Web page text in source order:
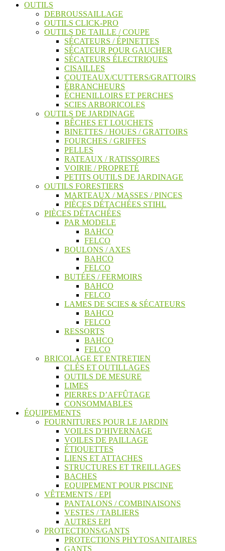
OUTILS
DEBROUSSAILLAGE
OUTILS CLICK-PRO
OUTILS DE TAILLE / COUPE
SÉCATEURS / ÉPINETTES
SÉCATEUR POUR GAUCHER
SÉCATEURS ÉLECTRIQUES
CISAILLES
COUTEAUX/CUTTERS/GRATTOIRS
ÉBRANCHEURS
ÉCHENILLOIRS ET PERCHES
SCIES ARBORICOLES
OUTILS DE JARDINAGE
BÊCHES ET LOUCHETS
BINETTES / HOUES / GRATTOIRS
FOURCHES / GRIFFES
PELLES
RATEAUX / RATISSOIRES
VOIRIE / PROPRETÉ
PETITS OUTILS DE JARDINAGE
OUTILS FORESTIERS
MARTEAUX / MASSES / PINCES
PIÈCES DÉTACHÉES STIHL
PIÈCES DÉTACHÉES
PAR MODELE
BAHCO
FELCO
BOULONS / AXES
BAHCO
FELCO
BUTÉES / FERMOIRS
BAHCO
FELCO
LAMES DE SCIES & SÉCATEURS
BAHCO
FELCO
RESSORTS
BAHCO
FELCO
BRICOLAGE ET ENTRETIEN
CLÉS ET OUTILLAGES
OUTILS DE MESURE
LIMES
PIERRES D’AFFÛTAGE
CONSOMMABLES
ÉQUIPEMENTS
FOURNITURES POUR LE JARDIN
VOILES D’HIVERNAGE
VOILES DE PAILLAGE
ÉTIQUETTES
LIENS ET ATTACHES
STRUCTURES ET TREILLAGES
BACHES
EQUIPEMENT POUR PISCINE
VÊTEMENTS / EPI
PANTALONS / COMBINAISONS
VESTES / TABLIERS
AUTRES EPI
PROTECTIONS/GANTS
PROTECTIONS PHYTOSANITAIRES
GANTS